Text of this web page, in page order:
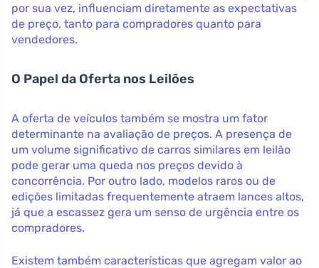
por sua vez, influenciam diretamente as expectativas
de preço, tanto para compradores quanto para
vendedores.
O Papel da Oferta nos Leilões
A oferta de veículos também se mostra um fator
determinante na avaliação de preços. A presença de
um volume significativo de carros similares em leilão
pode gerar uma queda nos preços devido à
concorrência. Por outro lado, modelos raros ou de
edições limitadas frequentemente atraem lances altos,
já que a escassez gera um senso de urgência entre os
compradores.
Existem também características que agregam valor ao